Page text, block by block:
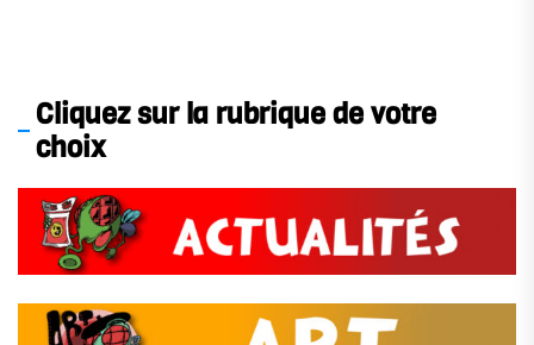
Cliquez sur la rubrique de votre
choix